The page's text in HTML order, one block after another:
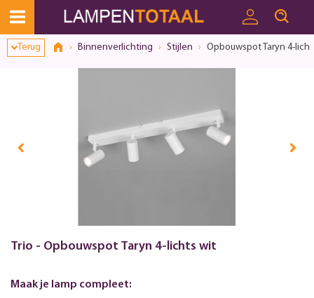
Terug Binnenverlichting Stijlen Opbouwspot Taryn 4-
Trio - Opbouwspot Taryn 4-lichts wit
Maak je lamp compleet: